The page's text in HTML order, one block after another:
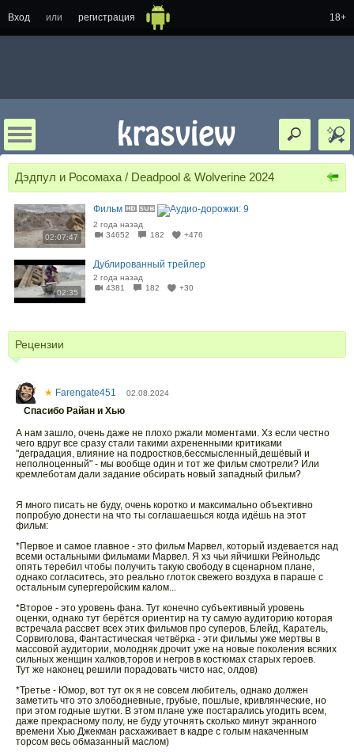
Вход или регистрация 18+
Дэдпул и Росомаха / Deadpool & Wolverine 2024
02:07:47
Фильм
2 года назад
34652
182 +476
02:35
Дублированный трейлер
2 года назад
4381
182 +30
Рецензии
★ Farengate451 02.08.2024
Спасибо Райан и Хью
А нам зашло, очень даже не плохо ржали моментами. Хз если честно
чего вдруг все сразу стали такими ахрененными критиками
"деградация, влияние на подростков,бессмысленный,дешёвый и
неполноценный" - мы вообще один и тот же фильм смотрели? Или
кремлеботам дали задание обсирать новый западный фильм?
Я много писать не буду, очень коротко и максимально объективно
попробую донести на что ты соглашаешься когда идёшь на этот
фильм:
*Первое и самое главное - это фильм Марвел, который издевается над
всеми остальными фильмами Марвел. Я хз чьи яйчишки Рейнольдс
опять теребил чтобы получить такую свободу в сценарном плане,
однако согласитесь, это реально глоток свежего воздуха в параше с
остальным супергеройским калом...
*Второе - это уровень фана. Тут конечно субъективный уровень
оценки, однако тут берётся ориентир на ту самую аудиторию которая
встречала рассвет всех этих фильмов про суперов, Блейд, Каратель,
Сорвиголова, Фантастическая четвёрка - эти фильмы уже мертвы в
массовой аудитории, молодняк дрочит уже на новые поколения всяких
сильных женщин халков,торов и негров в костюмах старых героев.
Тут же наконец решили порадовать чисто нас, олдов)
*Третье - Юмор, вот тут ок я не совсем любитель, однако должен
заметить что это злободневные, грубые, пошлые, кривлянческие, но
при этом годные шутки. В этом плане уже постарались угодить всем,
даже прекрасному полу, не буду уточнять сколько минут экранного
времени Хью Джекман расхаживает в кадре с голым накаченным
торсом весь обмазанный маслом)